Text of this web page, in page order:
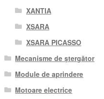
XANTIA
XSARA
XSARA PICASSO
Mecanisme de ștergător
Module de aprindere
Motoare electrice